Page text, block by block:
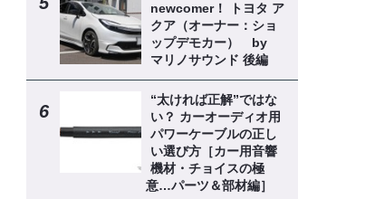
newcomer！ トヨタ ア
クア（オーナー：ショ
ップデモカー） by
マリノサウンド 後編
“太ければ正解”ではな
い？ カーオーディオ用
パワーケーブルの正し
い選び方［カー用音響
機材・チョイスの極
意…パーツ＆部材編］